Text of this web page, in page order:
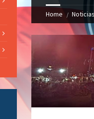
Home Noticias